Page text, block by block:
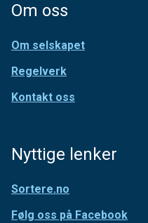
Om oss
Om selskapet
Regelverk
Kontakt oss
Nyttige lenker
Sortere.no
Følg oss på Facebook